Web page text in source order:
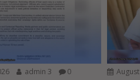
admin 3 0